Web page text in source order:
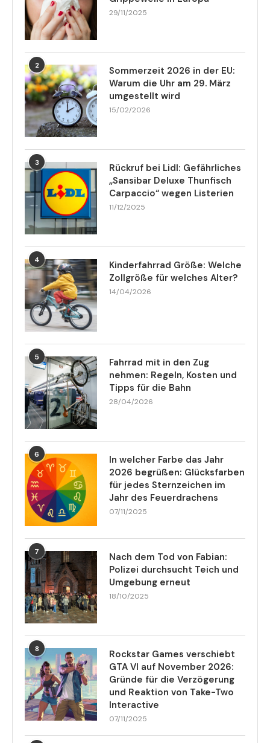
29/11/2025
2
Sommerzeit 2026 in der EU:
Warum die Uhr am 29. März
umgestellt wird
15/02/2026
3
Rückruf bei Lidl: Gefährliches
„Sansibar Deluxe Thunfisch
Carpaccio“ wegen Listerien
11/12/2025
4
Kinderfahrrad Größe: Welche
Zollgröße für welches Alter?
14/04/2026
5
Fahrrad mit in den Zug
nehmen: Regeln, Kosten und
Tipps für die Bahn
28/04/2026
6
In welcher Farbe das Jahr
2026 begrüßen: Glücksfarben
für jedes Sternzeichen im
Jahr des Feuerdrachens
07/11/2025
7
Nach dem Tod von Fabian:
Polizei durchsucht Teich und
Umgebung erneut
18/10/2025
8
Rockstar Games verschiebt
GTA VI auf November 2026:
Gründe für die Verzögerung
und Reaktion von Take-Two
Interactive
07/11/2025